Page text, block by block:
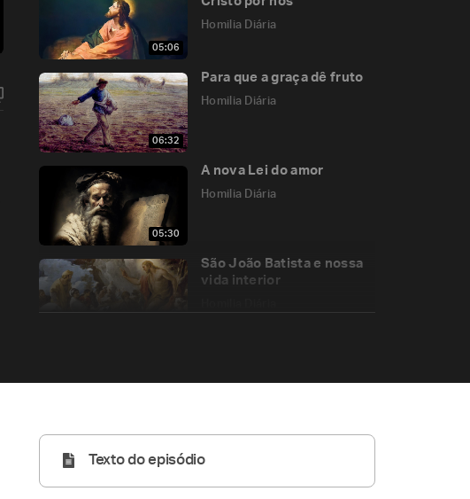
05:06
Homilia Diária
06:32
Para que a graça dê fruto
Homilia Diária
05:30
A nova Lei do amor
Homilia Diária
São João Batista e nossa
vida interior
Texto do episódio